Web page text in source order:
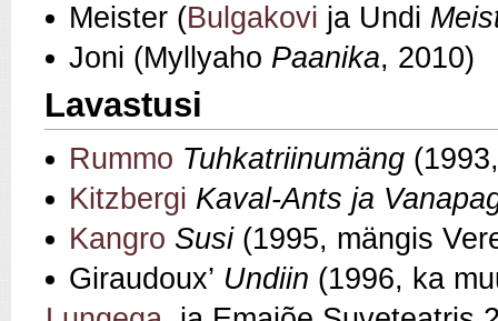
Meister (Bulgakovi ja Undi
Joni (Myllyaho Paanika, 2010)
Lavastusi
Rummo Tuhkatriinumäng
Kitzbergi Kaval‑Ants ja
Kangro Susi(1995, mängis
Giraudoux’ Undiin (1996, ka